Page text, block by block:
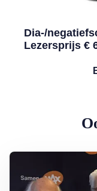
Dia-/
Lezersprijs €
Lees meer over